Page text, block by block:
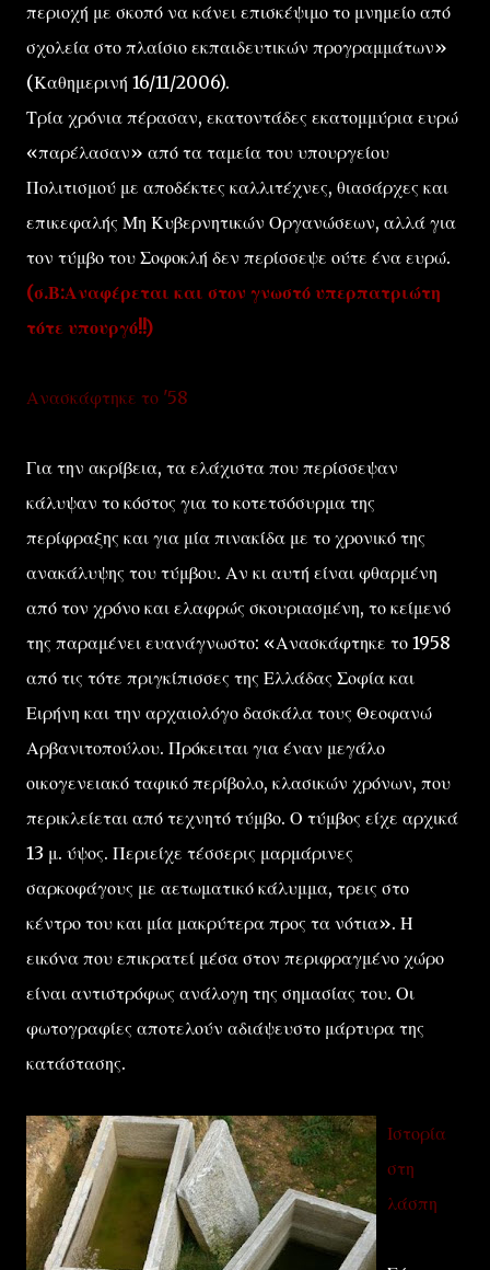
περιοχή με σκοπό να κάνει επισκέψιμο το μνημείο από
σχολεία στο πλαίσιο εκπαιδευτικών προγραμμάτων»
(Καθημερινή 16/11/2006).
Τρία χρόνια πέρασαν, εκατοντάδες εκατομμύρια ευρώ
«παρέλασαν» από τα ταμεία του υπουργείου
Πολιτισμού με αποδέκτες καλλιτέχνες, θιασάρχες και
επικεφαλής Μη Κυβερνητικών Οργανώσεων, αλλά για
τον τύμβο του Σοφοκλή δεν περίσσεψε ούτε ένα ευρώ.
(σ.Β:Αναφέρεται και στον γνωστό υπερπατριώτη
τότε υπουργό!!)
Ανασκάφτηκε το '58
Για την ακρίβεια, τα ελάχιστα που περίσσεψαν
κάλυψαν το κόστος για το κοτετσόσυρμα της
περίφραξης και για μία πινακίδα με το χρονικό της
ανακάλυψης του τύμβου. Αν κι αυτή είναι φθαρμένη
από τον χρόνο και ελαφρώς σκουριασμένη, το κείμενό
της παραμένει ευανάγνωστο: «Ανασκάφτηκε το 1958
από τις τότε πριγκίπισσες της Ελλάδας Σοφία και
Ειρήνη και την αρχαιολόγο δασκάλα τους Θεοφανώ
Αρβανιτοπούλου. Πρόκειται για έναν μεγάλο
οικογενειακό ταφικό περίβολο, κλασικών χρόνων, που
περικλείεται από τεχνητό τύμβο. Ο τύμβος είχε αρχικά
13 μ. ύψος. Περιείχε τέσσερις μαρμάρινες
σαρκοφάγους με αετωματικό κάλυμμα, τρεις στο
κέντρο του και μία μακρύτερα προς τα νότια». Η
εικόνα που επικρατεί μέσα στον περιφραγμένο χώρο
είναι αντιστρόφως ανάλογη της σημασίας του. Οι
φωτογραφίες αποτελούν αδιάψευστο μάρτυρα της
κατάστασης.
Ιστορία
στη
λάσπη